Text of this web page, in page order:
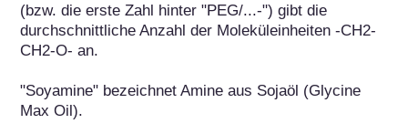
(bzw. die erste Zahl hinter "PEG/...-") gibt die
durchschnittliche Anzahl der Moleküleinheiten -CH2-
CH2-O- an.
"Soyamine" bezeichnet Amine aus Sojaöl (Glycine
Max Oil).